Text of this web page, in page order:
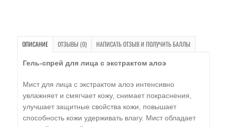
ОПИСАНИЕ ОТЗЫВЫ (0) НАПИСАТЬ ОТЗЫВ И ПОЛУЧИТЬ БАЛЛЫ
Гель-спрей для лица с экстрактом алоэ
Мист для лица с экстрактом алоэ интенсивно
увлажняет и смягчает кожу, снимает покраснения,
улучшает защитные свойства кожи, повышает
способность кожи удерживать влагу. Мист обладает